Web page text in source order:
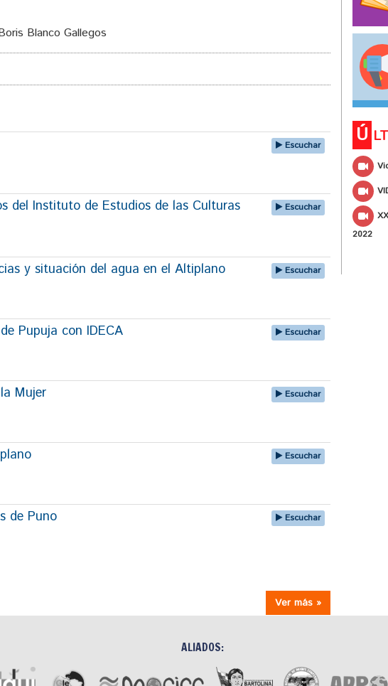
Blanco Gallegos
Escuchar
del Instituto de Estudios de las Culturas Escuchar
y situación del agua en el Altiplano Escuchar
Pupuja con IDECA Escuchar
Mujer Escuchar
Escuchar
de Puno Escuchar
Ver más »
Ú
2022
ALIADOS: